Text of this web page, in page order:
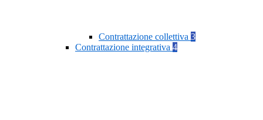
Contrattazione collettiva 3
Contrattazione integrativa 4